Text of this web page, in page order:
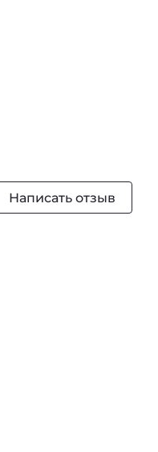
Написать отзыв